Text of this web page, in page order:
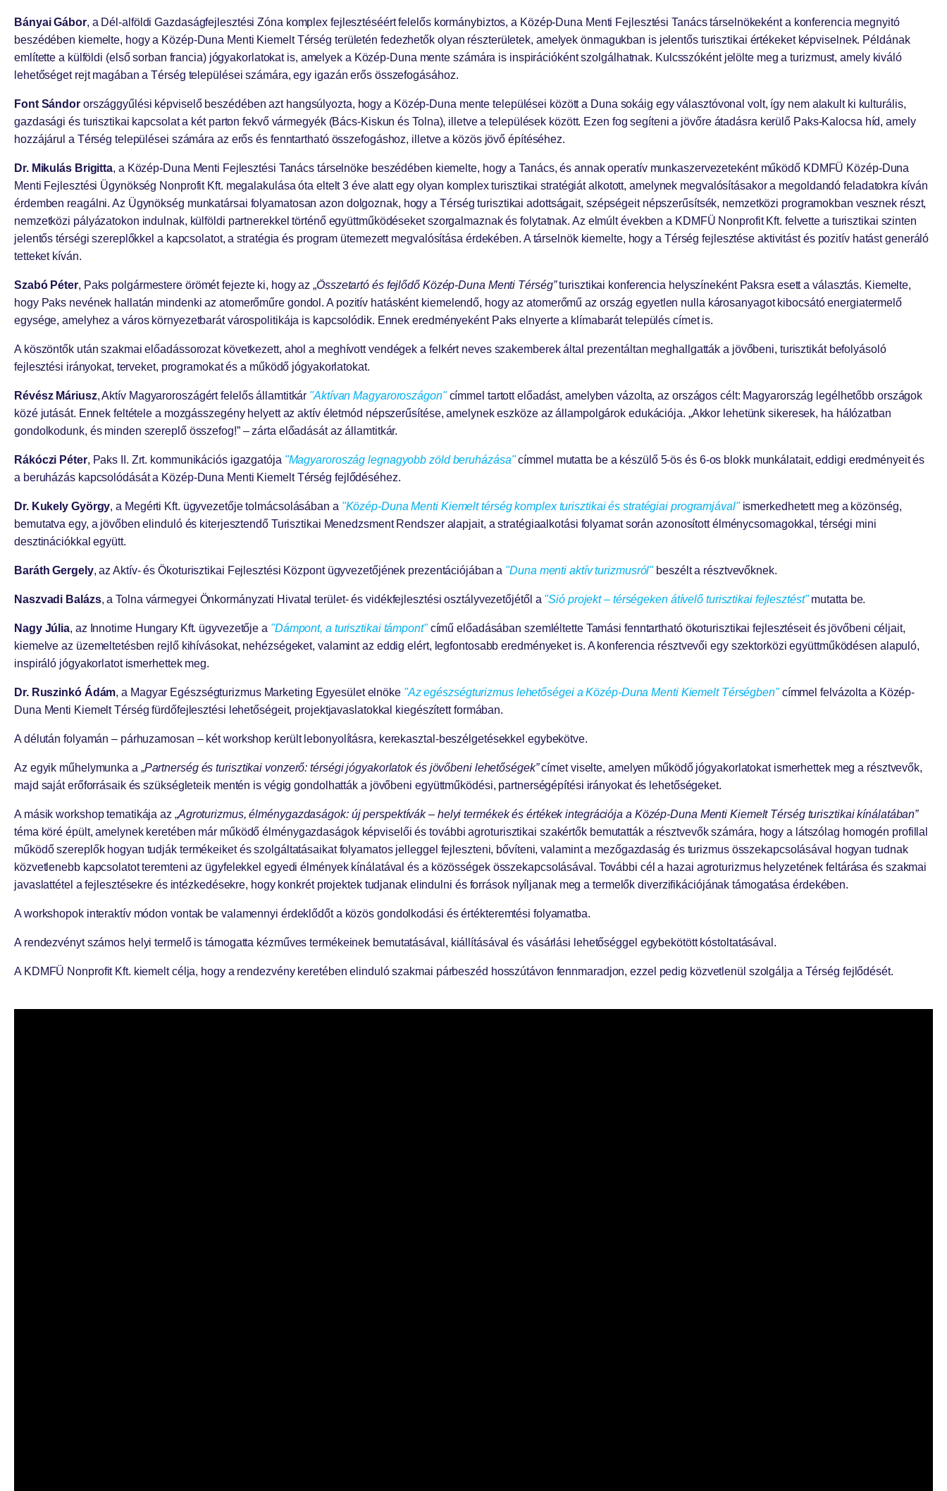
Bányai Gábor, a Dél-alföldi Gazdaságfejlesztési Zóna komplex fejlesztéséért felelős kormánybiztos, a Közép-Duna Menti Fejlesztési Tanács társelnökeként a konferencia megnyitó
beszédében kiemelte, hogy a Közép-Duna Menti Kiemelt Térség területén fedezhetők olyan részterületek, amelyek önmagukban is jelentős turisztikai értékeket képviselnek. Példának
említette a külföldi (első sorban francia) jógyakorlatokat is, amelyek a Közép-Duna mente számára is inspirációként szolgálhatnak. Kulcsszóként jelölte meg a turizmust, amely kiváló
lehetőséget rejt magában a Térség települései számára, egy igazán erős összefogásához.
Font Sándor országgyűlési képviselő beszédében azt hangsúlyozta, hogy a Közép-Duna mente települései között a Duna sokáig egy választóvonal volt, így nem alakult ki kulturális,
gazdasági és turisztikai kapcsolat a két parton fekvő vármegyék (Bács-Kiskun és Tolna), illetve a települések között. Ezen fog segíteni a jövőre átadásra kerülő Paks-Kalocsa híd, amely
hozzájárul a Térség települései számára az erős és fenntartható összefogáshoz, illetve a közös jövő építéséhez.
Dr. Mikulás Brigitta, a Közép-Duna Menti Fejlesztési Tanács társelnöke beszédében kiemelte, hogy a Tanács, és annak operatív munkaszervezeteként működő KDMFÜ Közép-Duna
Menti Fejlesztési Ügynökség Nonprofit Kft. megalakulása óta eltelt 3 éve alatt egy olyan komplex turisztikai stratégiát alkotott, amelynek megvalósításakor a megoldandó feladatokra kíván
érdemben reagálni. Az Ügynökség munkatársai folyamatosan azon dolgoznak, hogy a Térség turisztikai adottságait, szépségeit népszerűsítsék, nemzetközi programokban vesznek részt,
nemzetközi pályázatokon indulnak, külföldi partnerekkel történő együttműködéseket szorgalmaznak és folytatnak. Az elmúlt években a KDMFÜ Nonprofit Kft. felvette a turisztikai szinten
jelentős térségi szereplőkkel a kapcsolatot, a stratégia és program ütemezett megvalósítása érdekében. A társelnök kiemelte, hogy a Térség fejlesztése aktivitást és pozitív hatást generáló
tetteket kíván.
Szabó Péter, Paks polgármestere örömét fejezte ki, hogy az „Összetartó és fejlődő Közép-Duna Menti Térség”turisztikai konferencia helyszíneként Paksra esett a választás. Kiemelte,
hogy Paks nevének hallatán mindenki az atomerőműre gondol. A pozitív hatásként kiemelendő, hogy az atomerőmű az ország egyetlen nulla károsanyagot kibocsátó energiatermelő
egysége, amelyhez a város környezetbarát várospolitikája is kapcsolódik. Ennek eredményeként Paks elnyerte a klímabarát település címet is.
A köszöntők után szakmai előadássorozat következett, ahol a meghívott vendégek a felkért neves szakemberek által prezentáltan meghallgatták a jövőbeni, turisztikát befolyásoló
fejlesztési irányokat, terveket, programokat és a működő jógyakorlatokat.
Révész Máriusz, Aktív Magyaroroszágért felelős államtitkár "Aktívan Magyaroroszágon"címmel tartott előadást, amelyben vázolta, az országos célt: Magyarország legélhetőbb országok
közé jutását. Ennek feltétele a mozgásszegény helyett az aktív életmód népszerűsítése, amelynek eszköze az állampolgárok edukációja. „Akkor lehetünk sikeresek, ha hálózatban
gondolkodunk, és minden szereplő összefog!” – zárta előadását az államtitkár.
Rákóczi Péter, Paks II. Zrt. kommunikációs igazgatója "Magyaroroszág legnagyobb zöld beruházása"címmel mutatta be a készülő 5-ös és 6-os blokk munkálatait, eddigi eredményeit és
a beruházás kapcsolódását a Közép-Duna Menti Kiemelt Térség fejlődéséhez.
Dr. Kukely György, a Megérti Kft. ügyvezetője tolmácsolásában a "Közép-Duna Menti Kiemelt térség komplex turisztikai és stratégiai programjával"ismerkedhetett meg a közönség,
bemutatva egy, a jövőben elinduló és kiterjesztendő Turisztikai Menedzsment Rendszer alapjait, a stratégiaalkotási folyamat során azonosított élménycsomagokkal, térségi mini
desztinációkkal együtt.
Baráth Gergely, az Aktív- és Ökoturisztikai Fejlesztési Központ ügyvezetőjének prezentációjában a "Duna menti aktív turizmusról"beszélt a résztvevőknek.
Naszvadi Balázs, a Tolna vármegyei Önkormányzati Hivatal terület- és vidékfejlesztési osztályvezetőjétől a "Sió projekt – térségeken átívelő turisztikai fejlesztést"mutatta be.
Nagy Júlia, az Innotime Hungary Kft. ügyvezetője a "Dámpont, a turisztikai támpont" című előadásában szemléltette Tamási fenntartható ökoturisztikai fejlesztéseit és jövőbeni céljait,
kiemelve az üzemeltetésben rejlő kihívásokat, nehézségeket, valamint az eddig elért, legfontosabb eredményeket is. A konferencia résztvevői egy szektorközi együttműködésen alapuló,
inspiráló jógyakorlatot ismerhettek meg.
Dr. Ruszinkó Ádám, a Magyar Egészségturizmus Marketing Egyesület elnöke "Az egészségturizmus lehetőségei a Közép-Duna Menti Kiemelt Térségben"címmel felvázolta a Közép-
Duna Menti Kiemelt Térség fürdőfejlesztési lehetőségeit, projektjavaslatokkal kiegészített formában.
A délután folyamán – párhuzamosan – két workshop került lebonyolításra, kerekasztal-beszélgetésekkel egybekötve.
Az egyik műhelymunka a „Partnerség és turisztikai vonzerő: térségi jógyakorlatok és jövőbeni lehetőségek”címet viselte, amelyen működő jógyakorlatokat ismerhettek meg a résztvevők,
majd saját erőforrásaik és szükségleteik mentén is végig gondolhatták a jövőbeni együttműködési, partnerségépítési irányokat és lehetőségeket.
A másik workshop tematikája az „Agroturizmus, élménygazdaságok: új perspektívák – helyi termékek és értékek integrációja a Közép-Duna Menti Kiemelt Térség turisztikai kínálatában”
téma köré épült, amelynek keretében már működő élménygazdaságok képviselői és további agroturisztikai szakértők bemutatták a résztvevők számára, hogy a látszólag homogén profillal
működő szereplők hogyan tudják termékeiket és szolgáltatásaikat folyamatos jelleggel fejleszteni, bővíteni, valamint a mezőgazdaság és turizmus összekapcsolásával hogyan tudnak
közvetlenebb kapcsolatot teremteni az ügyfelekkel egyedi élmények kínálatával és a közösségek összekapcsolásával. További cél a hazai agroturizmus helyzetének feltárása és szakmai
javaslattétel a fejlesztésekre és intézkedésekre, hogy konkrét projektek tudjanak elindulni és források nyíljanak meg a termelők diverzifikációjának támogatása érdekében.
A workshopok interaktív módon vontak be valamennyi érdeklődőt a közös gondolkodási és értékteremtési folyamatba.
A rendezvényt számos helyi termelő is támogatta kézműves termékeinek bemutatásával, kiállításával és vásárlási lehetőséggel egybekötött kóstoltatásával.
A KDMFÜ Nonprofit Kft. kiemelt célja, hogy a rendezvény keretében elinduló szakmai párbeszéd hosszútávon fennmaradjon, ezzel pedig közvetlenül szolgálja a Térség fejlődését.